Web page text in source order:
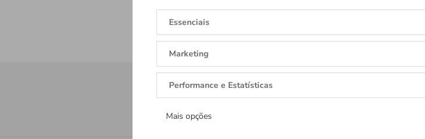
Essenciais
Marketing
Performance e Estatísticas
Mais opções
Receba todas as novidades